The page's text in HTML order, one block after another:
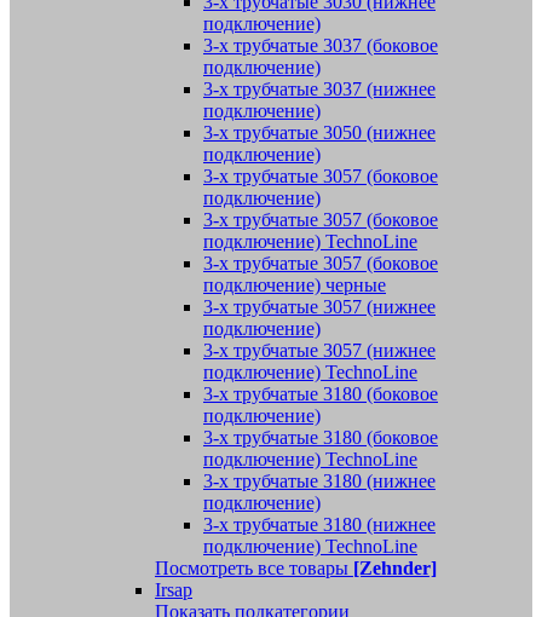
подключение)
3-х трубчатые 3037 (боковое
подключение)
3-х трубчатые 3037 (нижнее
подключение)
3-х трубчатые 3050 (нижнее
подключение)
3-х трубчатые 3057 (боковое
подключение)
3-х трубчатые 3057 (боковое
подключение) TechnoLine
3-х трубчатые 3057 (боковое
подключение) черные
3-х трубчатые 3057 (нижнее
подключение)
3-х трубчатые 3057 (нижнее
подключение) TechnoLine
3-х трубчатые 3180 (боковое
подключение)
3-х трубчатые 3180 (боковое
подключение) TechnoLine
3-х трубчатые 3180 (нижнее
подключение)
3-х трубчатые 3180 (нижнее
подключение) TechnoLine
Посмотреть все товары [Zehnder]
Irsap
Показать подкатегории